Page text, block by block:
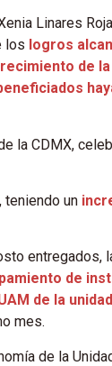
Linares
los logros
de
la CDMX,
, teniendo un
entregados,
de
de la unidad
mes.
de la